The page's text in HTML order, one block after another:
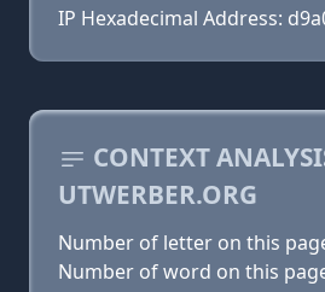
IP Hexadecimal Address:
CONTEXT
UTWERBER.ORG
Number of letter on this
Number of word on this